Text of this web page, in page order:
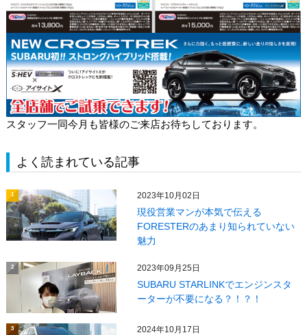
スタッフ一同今月も皆様のご来店お待ちしております。
よく読まれている記事
1 2023年10月02日
現役営業マンが本気で伝える
FORESTERのあまり知られていない
魅力
2 2023年09月25日
SUBARU STARLINKでエンジンスタ
ーターが不要になる？！？！
3 2024年10月17日